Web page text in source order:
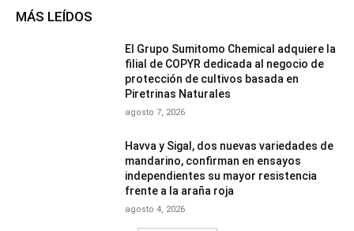
MÁS LEÍDOS
El Grupo Sumitomo Chemical adquiere la
filial de COPYR dedicada al negocio de
protección de cultivos basada en
Piretrinas Naturales
agosto 7, 2026
Havva y Sigal, dos nuevas variedades de
mandarino, confirman en ensayos
independientes su mayor resistencia
frente a la araña roja
agosto 4, 2026